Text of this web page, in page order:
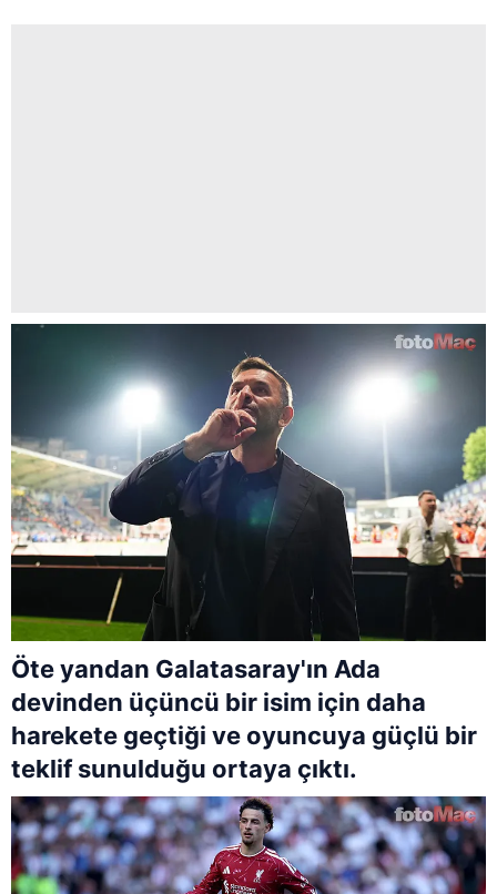
Öte yandan Galatasaray'ın Ada
devinden üçüncü bir isim için daha
harekete geçtiği ve oyuncuya güçlü bir
teklif sunulduğu ortaya çıktı.